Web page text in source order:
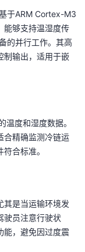
于ARM Cortex-M3
能够支持温湿度传
的并行工作。其高
制输出，适用于嵌
度和湿度数据。
合精确监测冷链运
合标准。
其是当运输环境发
驶员注意行驶状
能，避免因过度震